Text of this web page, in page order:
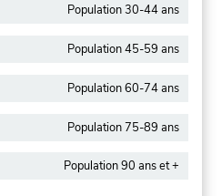
Population 30-44 ans
Population 45-59 ans
Population 60-74 ans
Population 75-89 ans
Population 90 ans et +